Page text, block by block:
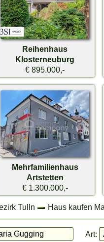
Reihenhaus
Klosterneuburg
€ 895.000,-
Mehrfamilienhaus
Artstetten
€ 1.300.000,-
Tulln Haus kaufen
Art: